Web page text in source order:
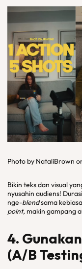
Photo by NataliBrown
Bikin teks dan visual
nyusahin audiens!
nge-blendsama
point, makin gampang
4.
(A/B